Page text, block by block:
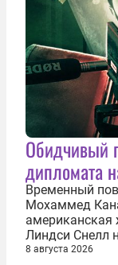
Обидчивый
дипломата
Временный
Мохаммед
американская
Линдси Снелл
бандитов,
8 августа 2026